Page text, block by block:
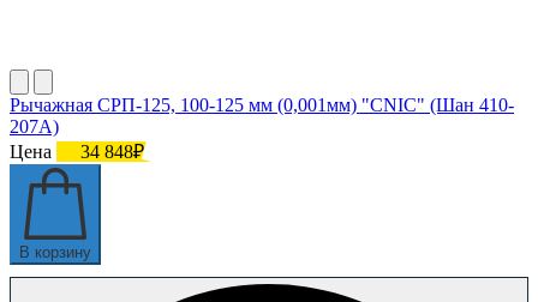
Рычажная СРП-125, 100-125 мм (0,001мм) "CNIC" (Шан 410-
207А)
Цена
34 848₽
В корзину